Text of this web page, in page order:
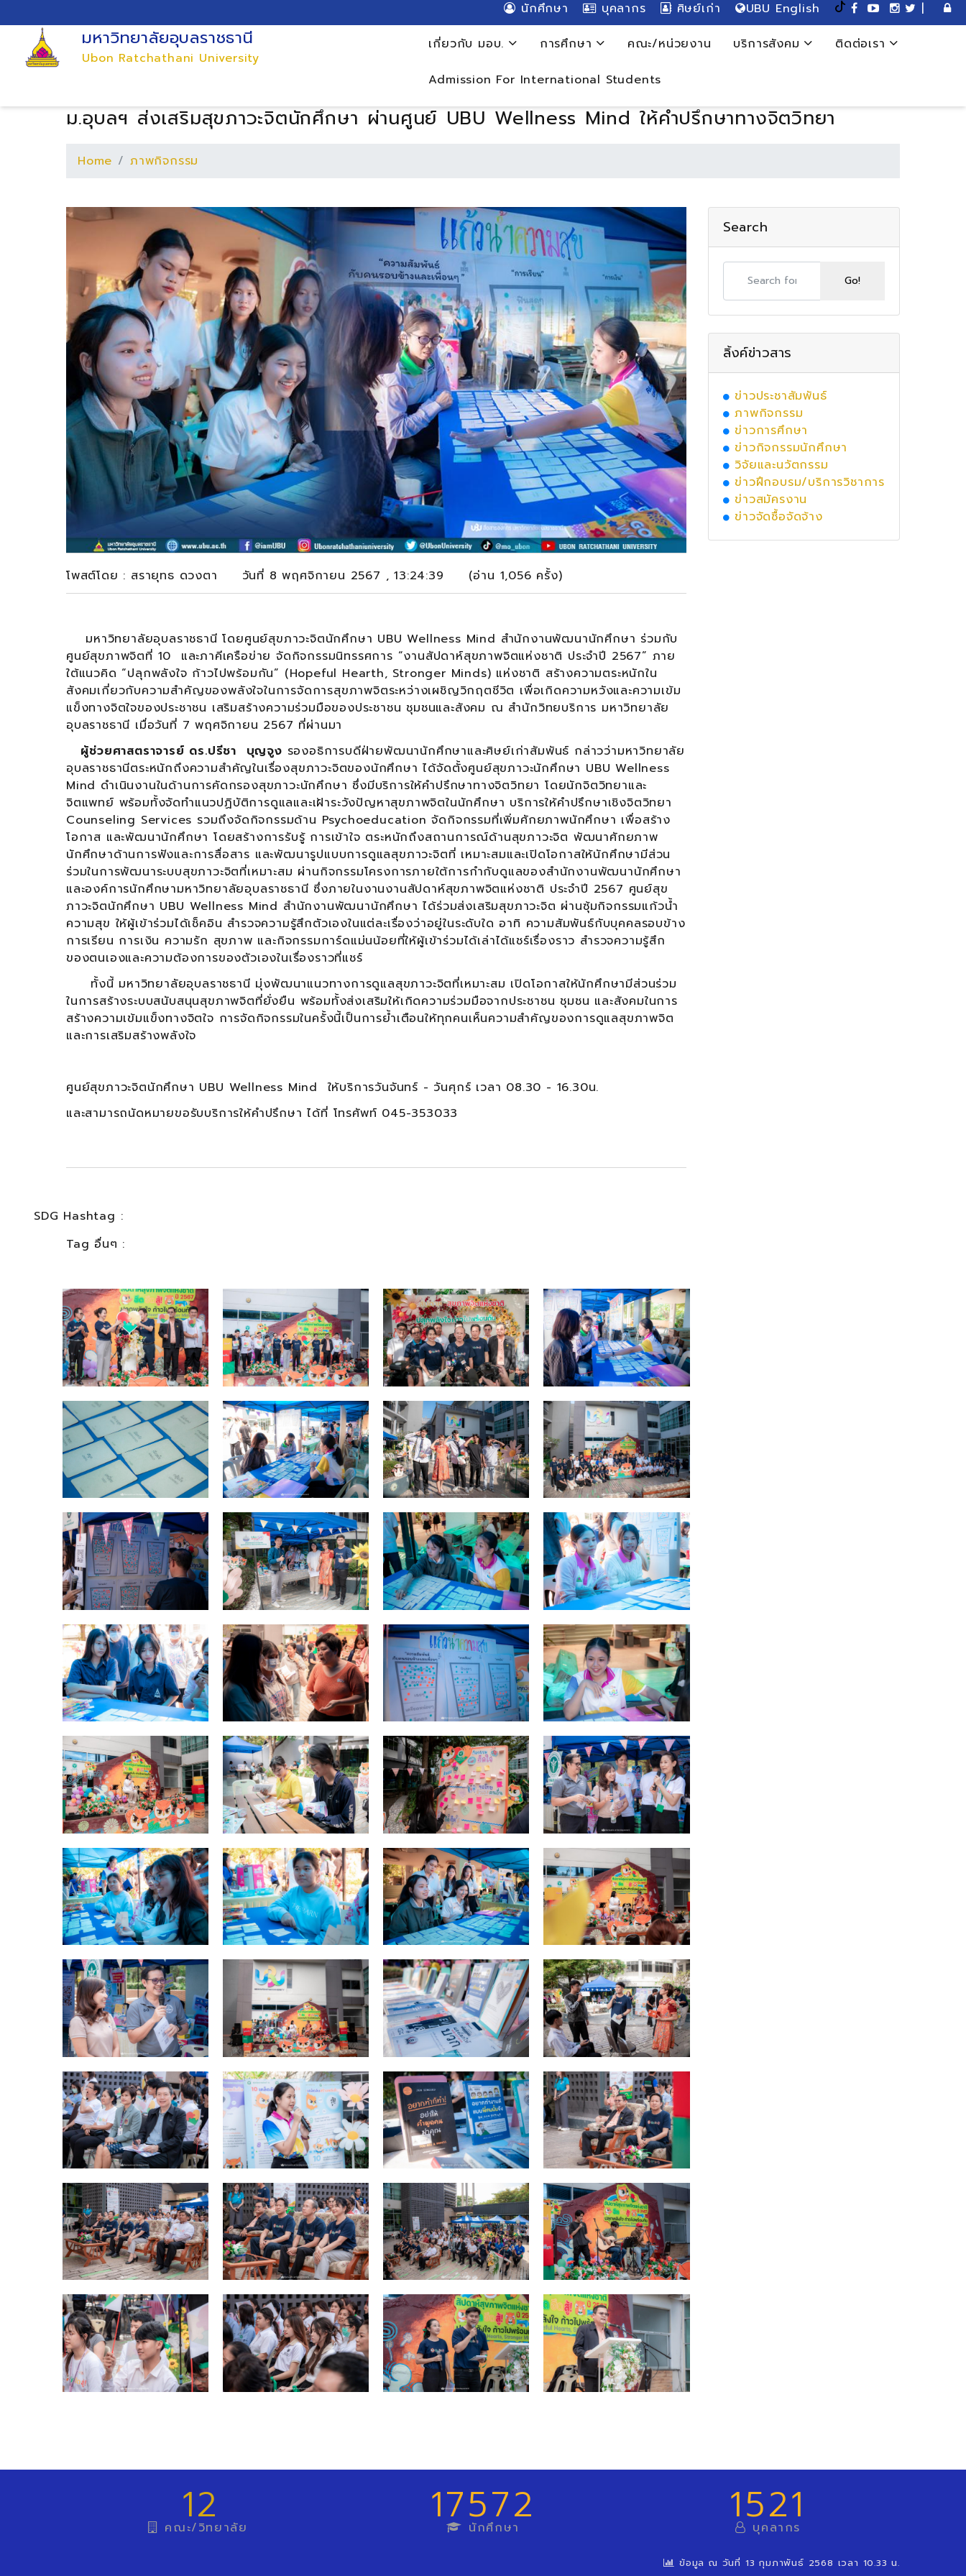
นักศึกษา บุคลากร ศิษย์เก่า UBU English |
มหาวิทยาลัยอุบลราชธานี
Ubon Ratchathani University
เกี่ยวกับ มอบ. การศึกษา คณะ/หน่วยงาน บริการสังคม ติดต่อเรา
Admission For International Students
ม.อุบลฯ ส่งเสริมสุขภาวะจิตนักศึกษา ผ่านศูนย์ UBU Wellness Mind ให้คำปรึกษาทางจิตวิทยา
Home ภาพกิจกรรม
โพสต์โดย : สรายุทธ ดวงตา วันที่ 8 พฤศจิกายน 2567 , 13:24:39 (อ่าน 1,056 ครั้ง)
มหาวิทยาลัยอุบลราชธานี โดยศูนย์สุขภาวะจิตนักศึกษา UBU Wellness Mind สำนักงานพัฒนานักศึกษา ร่วมกับ
ศูนย์สุขภาพจิตที่ 10 และภาคีเครือข่าย จัดกิจกรรมนิทรรศการ “งานสัปดาห์สุขภาพจิตแห่งชาติ ประจำปี 2567” ภาย
ใต้แนวคิด “ปลุกพลังใจ ก้าวไปพร้อมกัน” (Hopeful Hearth, Stronger Minds) แห่งชาติ สร้างความตระหนักใน
สังคมเกี่ยวกับความสำคัญของพลังใจในการจัดการสุขภาพจิตระหว่างเผชิญวิกฤตชีวิต เพื่อเกิดความหวังและความเข้ม
แข็งทางจิตใจของประชาชน เสริมสร้างความร่วมมือของประชาชน ชุมชนและสังคม ณ สำนักวิทยบริการ มหาวิทยาลัย
อุบลราชธานี เมื่อวันที่ 7 พฤศจิกายน 2567 ที่ผ่านมา
ผู้ช่วยศาสตราจารย์ ดร.ปรีชา บุญจูง รองอธิการบดีฝ่ายพัฒนานักศึกษาและศิษย์เก่าสัมพันธ์ กล่าวว่ามหาวิทยาลัย
อุบลราชธานีตระหนักถึงความสำคัญในเรื่องสุขภาวะจิตของนักศึกษา ได้จัดตั้งศูนย์สุขภาวะนักศึกษา UBU Wellness
Mind ดำเนินงานในด้านการคัดกรองสุขภาวะนักศึกษา ซึ่งมีบริการให้คำปรึกษาทางจิตวิทยา โดยนักจิตวิทยาและ
จิตแพทย์ พร้อมทั้งจัดทำแนวปฏิบัติการดูแลและเฝ้าระวังปัญหาสุขภาพจิตในนักศึกษา บริการให้คำปรึกษาเชิงจิตวิทยา
Counseling Services รวมถึงจัดกิจกรรมด้าน Psychoeducation จัดกิจกรรมที่เพิ่มศักยภาพนักศึกษา เพื่อสร้าง
โอกาส และพัฒนานักศึกษา โดยสร้างการรับรู้ การเข้าใจ ตระหนักถึงสถานการณ์ด้านสุขภาวะจิต พัฒนาศักยภาพ
นักศึกษาด้านการฟังและการสื่อสาร และพัฒนารูปแบบการดูแลสุขภาวะจิตที่ เหมาะสมและเปิดโอกาสให้นักศึกษามีส่วน
ร่วมในการพัฒนาระบบสุขภาวะจิตที่เหมาะสม ผ่านกิจกรรมโครงการภายใต้การกำกับดูแลของสำนักงานพัฒนานักศึกษา
และองค์การนักศึกษามหาวิทยาลัยอุบลราชธานี ซึ่งภายในงานงานสัปดาห์สุขภาพจิตแห่งชาติ ประจำปี 2567 ศูนย์สุข
ภาวะจิตนักศึกษา UBU Wellness Mind สำนักงานพัฒนานักศึกษา ได้ร่วมส่งเสริมสุขภาวะจิต ผ่านซุ้มกิจกรรมแก้วน้ำ
ความสุข ให้ผู้เข้าร่วมได้เช็คอิน สำรวจความรู้สึกตัวเองในแต่ละเรื่องว่าอยู่ในระดับใด อาทิ ความสัมพันธ์กับบุคคลรอบข้าง
การเรียน การเงิน ความรัก สุขภาพ และกิจกรรมการ์ดแม่นน้อยที่ให้ผู้เข้าร่วมได้เล่าได้แชร์เรื่องราว สำรวจความรู้สึก
ของตนเองและความต้องการของตัวเองในเรื่องราวที่แชร์
ทั้งนี้ มหาวิทยาลัยอุบลราชธานี มุ่งพัฒนาแนวทางการดูแลสุขภาวะจิตที่เหมาะสม เปิดโอกาสให้นักศึกษามีส่วนร่วม
ในการสร้างระบบสนับสนุนสุขภาพจิตที่ยั่งยืน พร้อมทั้งส่งเสริมให้เกิดความร่วมมือจากประชาชน ชุมชน และสังคมในการ
สร้างความเข้มแข็งทางจิตใจ การจัดกิจกรรมในครั้งนี้เป็นการย้ำเตือนให้ทุกคนเห็นความสำคัญของการดูแลสุขภาพจิต
และการเสริมสร้างพลังใจ
ศูนย์สุขภาวะจิตนักศึกษา UBU Wellness Mind ให้บริการวันจันทร์ - วันศุกร์ เวลา 08.30 - 16.30น.
และสามารถนัดหมายขอรับบริการให้คำปรึกษา ได้ที่ โทรศัพท์ 045-353033
SDG Hashtag :
Tag อื่นๆ :
Search
ลิ้งค์ข่าวสาร
ข่าวประชาสัมพันธ์
ภาพกิจกรรม
ข่าวการศึกษา
ข่าวกิจกรรมนักศึกษา
วิจัยและนวัตกรรม
ข่าวฝึกอบรม/บริการวิชาการ
ข่าวสมัครงาน
ข่าวจัดซื้อจัดจ้าง
12
คณะ/วิทยาลัย 17572
นักศึกษา 1521
บุคลากร
ข้อมูล ณ วันที่ 13 กุมภาพันธ์ 2568 เวลา 10.33 น.